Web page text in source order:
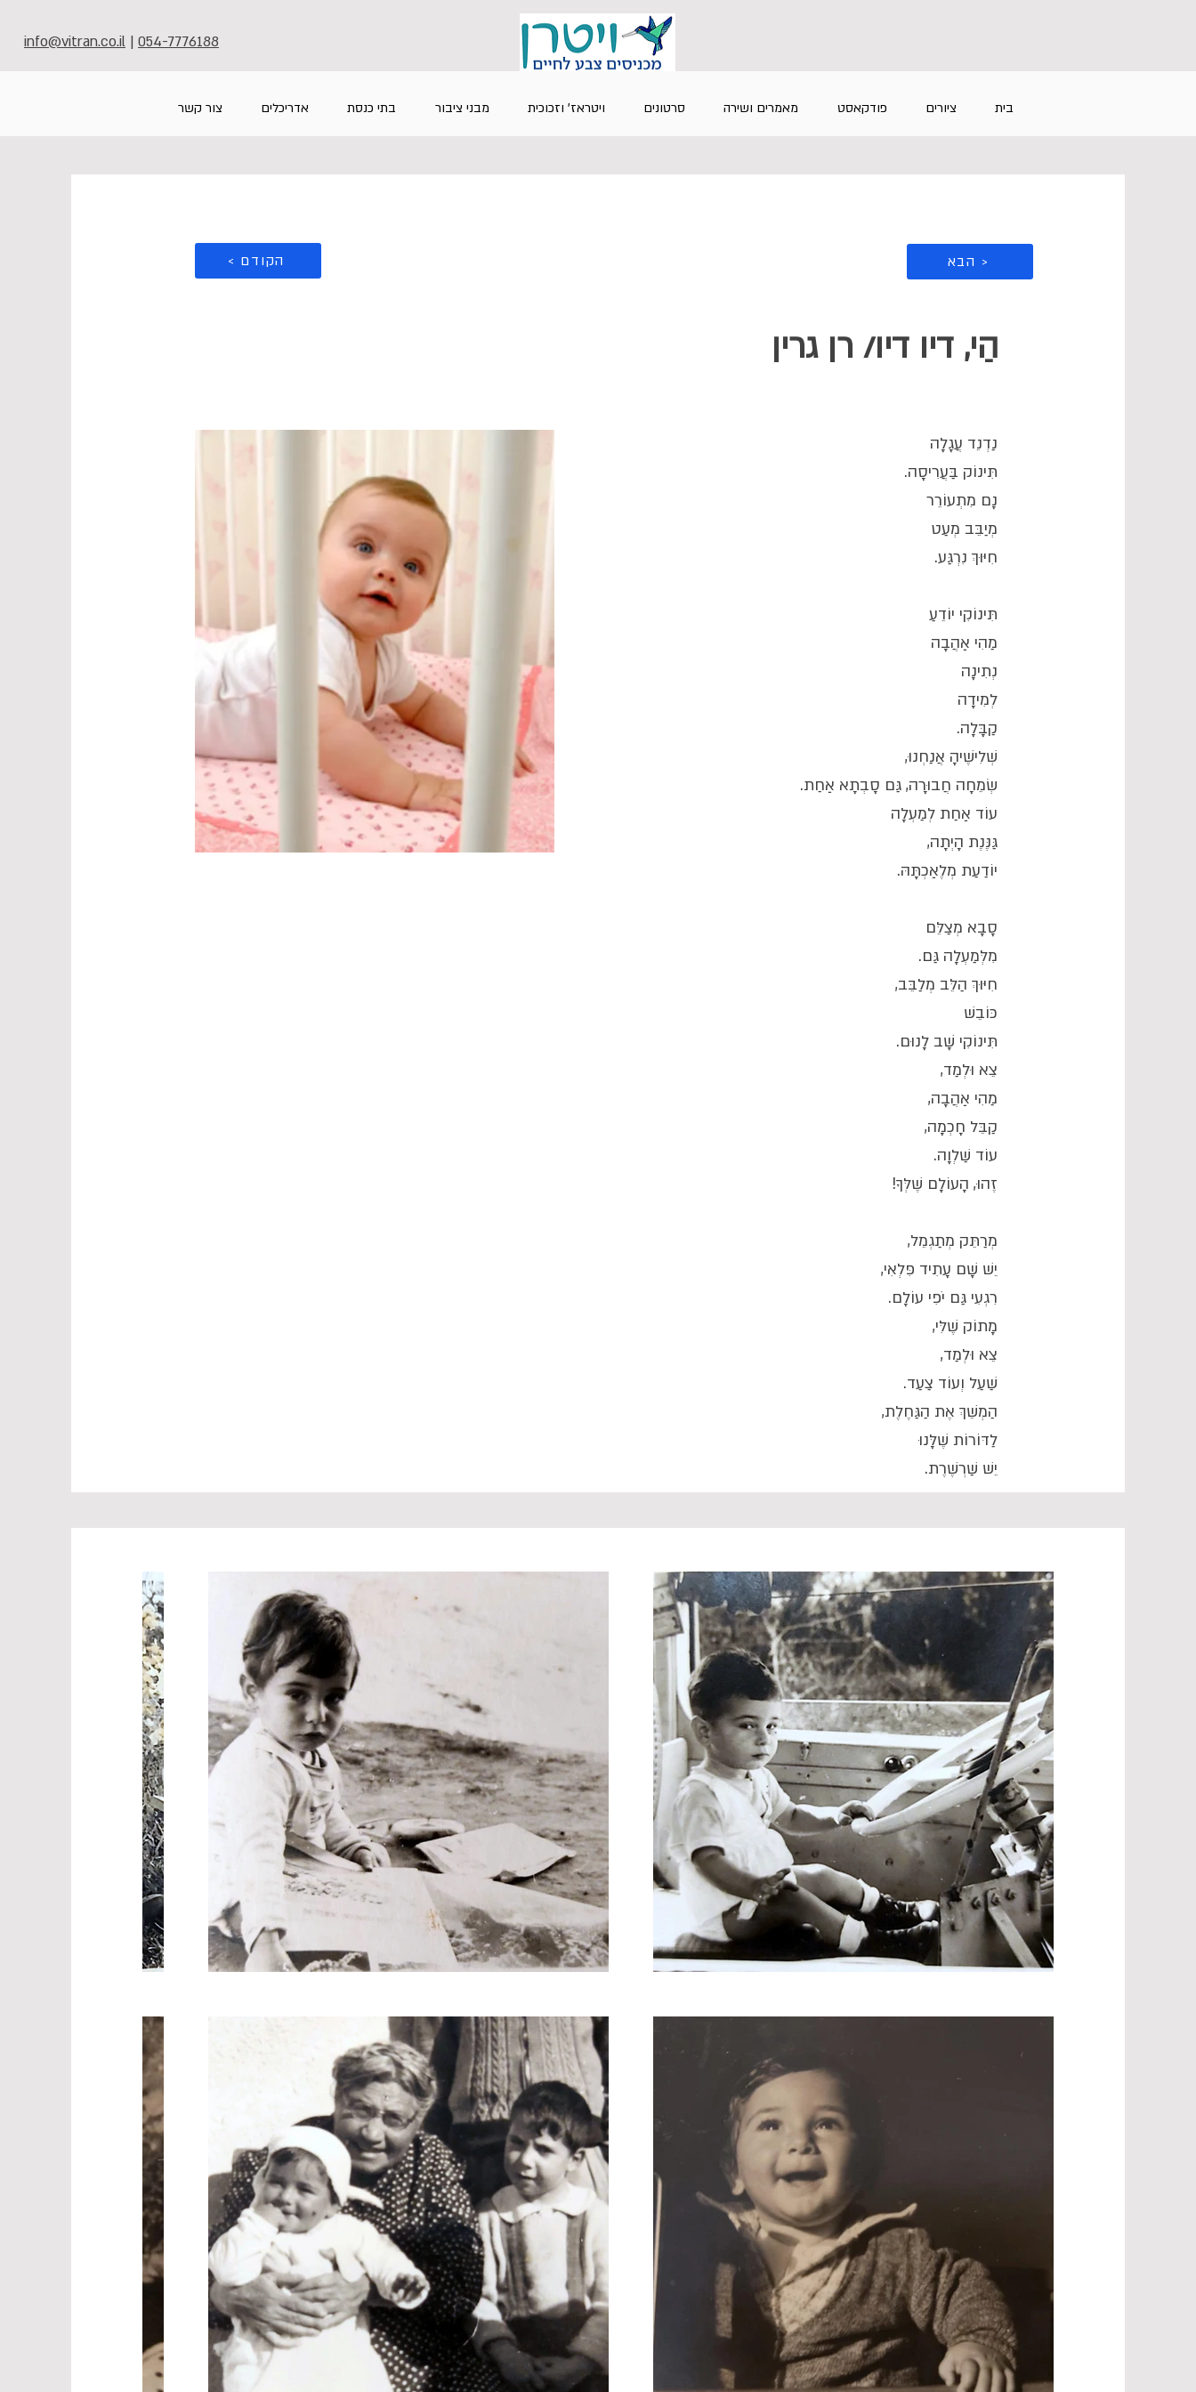
info@vitran.co.il | 054-7776188
בית ציורים פודקאסט מאמרים ושירה סרטונים ויטראז' וזכוכית מבני ציבור בתי כנסת אדריכלים צור קשר
< הקודם הבא >
הַי, דיו דיו/ רן גרין
נַדְנֵד עֲגָלָה
תִּינוֹק בַּעֲרִיסָה.
נָם מִתְעוֹרֵר
מְיַבֵּב מְעַט
חִיּוּךְ נִרְגַּע.
תִּינוֹקִי יוֹדֵעַ
מַהִי אַהֲבָה
נְתִינָה
לְמִידָה
קַבָּלָה.
שְׁלִישֶׁיהָ אֲנַחְנוּ,
שְׂמֵחָה חֲבוּרָה, גַּם סָבְתָא אַחַת.
עוֹד אַחַת לְמַעְלָה
גַּנֶּנֶת הָיְתָה,
יוֹדַעַת מְלֶאַכְתָּהּ.
סָבָא מְצַלֵּם
מִלְּמַעְלָה גַּם.
חִיּוּךְ הַלֵּב מְלַבֵּב,
כּוֹבֵשׁ
תִּינוֹקִי שָׁב לָנוּם.
צֵא וּלְמַד,
מַהִי אַהֲבָה,
קַבֵּל חָכְמָה,
עוֹד שַׁלְוָה.
זֶהוּ, הָעוֹלָם שֶׁלְּךָ!
מְרַתֵּק מְתַגְמֵל,
יֵשׁ שָׁם עָתִיד פִּלְאִי,
רִגְעִי גַּם יֹפִי עוֹלָם.
מָתוֹק שֶׁלִּי,
צֵא וּלְמַד,
שַׁעַל וְעוֹד צַעַד.
הַמְשֵׁךְ אֶת הַגַּחֶלֶת,
לַדּוֹרוֹת שֶׁלָּנוּ
יֵשׁ שַׁרְשֶׁרֶת.